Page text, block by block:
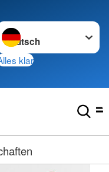
wechseln zu
klar